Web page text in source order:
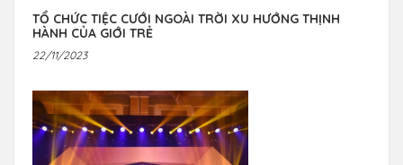
TỔ CHỨC TIỆC CƯỚI NGOÀI TRỜI XU HƯỚNG THỊNH
HÀNH CỦA GIỚI TRẺ
22/11/2023